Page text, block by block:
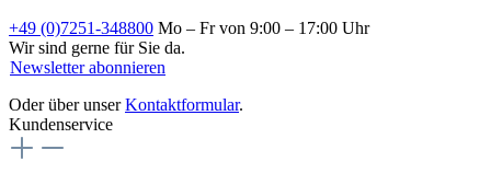
+49 (0)7251-348800 Mo – Fr von 9:00 – 17:00 Uhr
Wir sind gerne für Sie da.
Newsletter abonnieren
Oder über unserKontaktformular.
Kundenservice